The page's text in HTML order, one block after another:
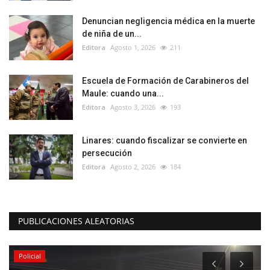
Denuncian negligencia médica en la muerte
de niña de un...
Editora Agosto 1, 2026 211
Escuela de Formación de Carabineros del
Maule: cuando una...
Editora Agosto 3, 2026 193
Linares: cuando fiscalizar se convierte en
persecución
Editora Agosto 2, 2026 184
PUBLICACIONES ALEATORIAS
Policial